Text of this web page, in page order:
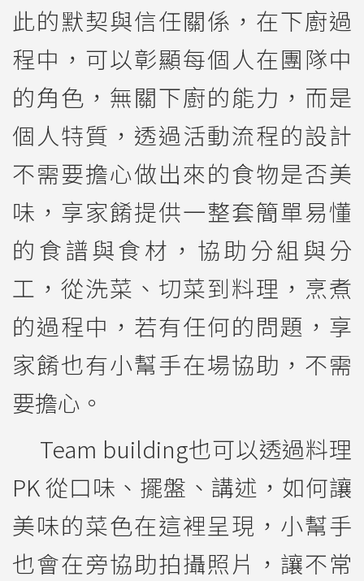
此的默契與信任關係，在下廚過
程中，可以彰顯每個人在團隊中
的角色，無關下廚的能力，而是
個人特質，透過活動流程的設計
不需要擔心做出來的食物是否美
味，享家餚提供一整套簡單易懂
的食譜與食材，協助分組與分
工，從洗菜、切菜到料理，烹煮
的過程中，若有任何的問題，享
家餚也有小幫手在場協助，不需
要擔心。
Team building也可以透過料理
PK 從口味、擺盤、講述，如何讓
美味的菜色在這裡呈現，小幫手
也會在旁協助拍攝照片，讓不常